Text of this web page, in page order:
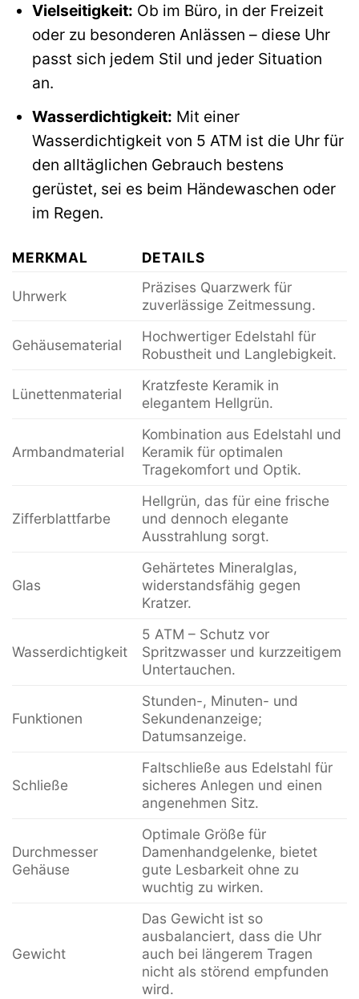
Vielseitigkeit: Ob im Büro, in der Freizeit
oder zu besonderen Anlässen – diese Uhr
passt sich jedem Stil und jeder Situation
an.
Wasserdichtigkeit: Mit einer
Wasserdichtigkeit von 5 ATM ist die Uhr für
den alltäglichen Gebrauch bestens
gerüstet, sei es beim Händewaschen oder
im Regen.
MERKMAL DETAILS
Uhrwerk
Präzises Quarzwerk für
zuverlässige Zeitmessung.
Gehäusematerial
Hochwertiger Edelstahl für
Robustheit und Langlebigkeit.
Lünettenmaterial
Kratzfeste Keramik in
elegantem Hellgrün.
Armbandmaterial
Kombination aus Edelstahl und
Keramik für optimalen
Tragekomfort und Optik.
Zifferblattfarbe
Hellgrün, das für eine frische
und dennoch elegante
Ausstrahlung sorgt.
Glas
Gehärtetes Mineralglas,
widerstandsfähig gegen
Kratzer.
Wasserdichtigkeit
5 ATM – Schutz vor
Spritzwasser und kurzzeitigem
Untertauchen.
Funktionen
Stunden-, Minuten- und
Sekundenanzeige;
Datumsanzeige.
Schließe
Faltschließe aus Edelstahl für
sicheres Anlegen und einen
angenehmen Sitz.
Durchmesser
Gehäuse
Optimale Größe für
Damenhandgelenke, bietet
gute Lesbarkeit ohne zu
wuchtig zu wirken.
Gewicht
Das Gewicht ist so
ausbalanciert, dass die Uhr
auch bei längerem Tragen
nicht als störend empfunden
wird.